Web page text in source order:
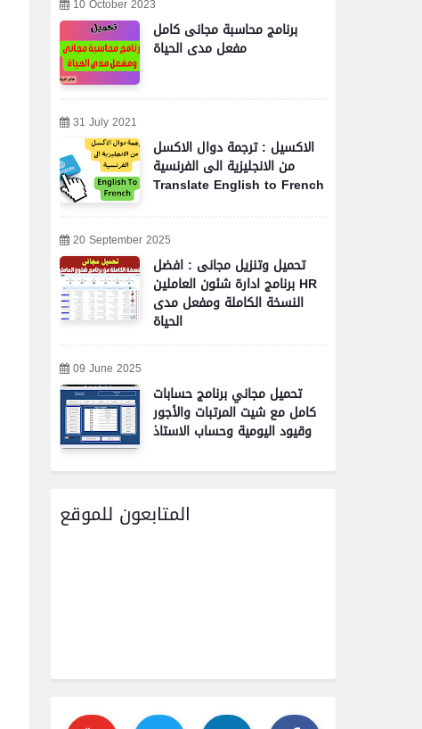
10 October 2023
برنامج محاسبة مجانى كامل
مفعل مدى الحياة
31 July 2021
الاكسيل : ترجمة دوال الاكسل
من الانجليزية الى الفرنسية
Translate English to French
20 September 2025
تحميل وتنزيل مجانى : افضل
برنامج ادارة شئون العاملين HR
النسخة الكاملة ومفعل مدى
الحياة
09 June 2025
تحميل مجاني برنامج حسابات
كامل مع شيت المرتبات والأجور
وقيود اليومية وحساب الاستاذ
المتابعون للموقع